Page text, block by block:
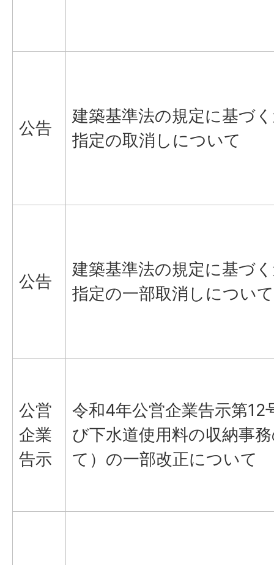
公告
建築基準法の規定に基づ
指定の取消しについて
公告
建築基準法の規定に基づ
指定の一部取消しについて
公営
企業
告示
令和4年公営企業告示第12
び下水道使用料の収納事
て）の一部改正について